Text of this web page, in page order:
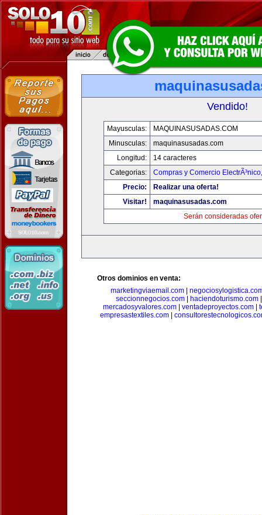
Vendido!
Mayusculas:
MAQUINASUSADAS.COM
Minusculas:
maquinasusadas.com
Longitud:
14 caracteres
Categorias:
Compras y Comercio ElectrÃ³nico
Precio:
Realizar una oferta!
Visitar!
maquinasusadas.com
Serán consideradas
Otros dominios en venta:
marketingviaemail.com|
seccionnegocios.com
haciendoturismo.com
mercadosyvalores.com| ventadeproyectos.com|
empresastextiles.com|